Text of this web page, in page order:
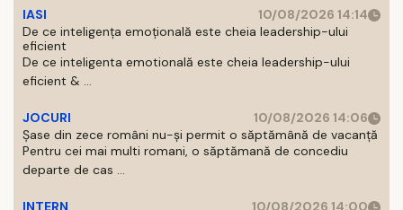
IASI
10/08/2026 14:14
De ce inteligența emoțională este cheia leadership-ului
eficient
De ce inteligenta emotională este cheia leadership-ului
eficient & ...
JOCURI
10/08/2026 14:06
Șase din zece români nu-și permit o săptămână de vacanță
Pentru cei mai multi romani, o săptămană de concediu
departe de cas ...
INTERN
10/08/2026 14:00